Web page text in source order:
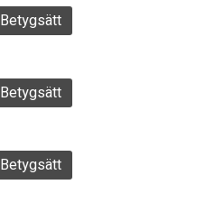
Betygsätt
Betygsätt
Betygsätt